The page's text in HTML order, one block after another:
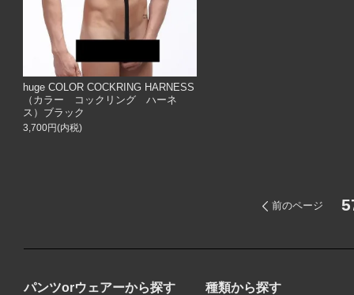
huge COLOR COCKRING HARNESS
（カラー コックリング ハーネ
ス）ブラック
3,700円(内税)
前のページ
パンツorウェアーから探す 種類から探す